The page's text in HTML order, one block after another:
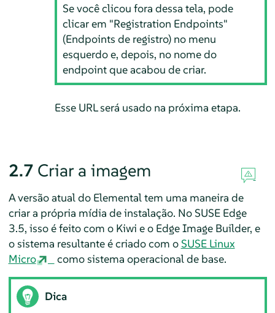
Se você clicou fora dessa tela, pode
clicar em "Registration Endpoints"
(Endpoints de registro) no menu
esquerdo e, depois, no nome do
endpoint que acabou de criar.
Esse URL será usado na próxima etapa.
2.7 Criar a imagem
A versão atual do Elemental tem uma maneira de
criar a própria mídia de instalação. No SUSE Edge
3.5, isso é feito com o Kiwi e o Edge Image Builder, e
o sistema resultante é criado com oSUSE Linux
Micro
como sistema operacional de base.
Dica